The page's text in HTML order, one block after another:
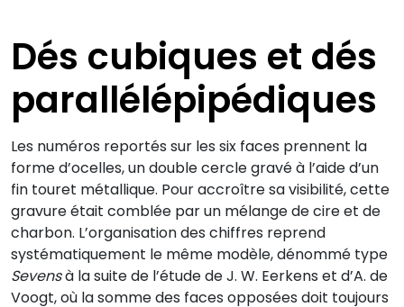
Dés cubiques et dés
parallélépipédiques
Les numéros reportés sur les six faces prennent la
forme d’ocelles, un double cercle gravé à l’aide d’un
fin touret métallique. Pour accroître sa visibilité, cette
gravure était comblée par un mélange de cire et de
charbon. L’organisation des chiffres reprend
systématiquement le même modèle, dénommé type
Sevensà la suite de l’étude de J. W. Eerkens et d’A. de
Voogt, où la somme des faces opposées doit toujours